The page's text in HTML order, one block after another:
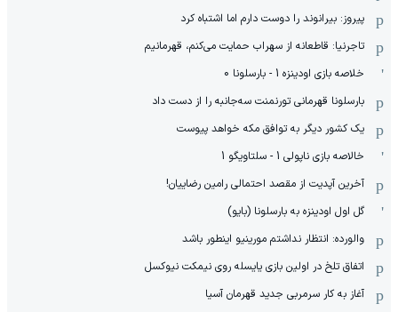
پیروز: بیرانوند را دوست دارم اما اشتباه کرد
تاجرنیا: قاطعانه از سهراب حمایت می‌کنم، قهرمانیم
خلاصه بازی اودینزه 1 - بارسلونا 0
بارسلونا قهرمانی تورنمنت سه‌جانبه را از دست داد
یک کشور دیگر به توافق مکه خواهد پیوست
خالاصه بازی ناپولی 1 - سلتاویگو 1
آخرین آپدیت از مقصد احتمالی رامین رضاییان!
گل اول اودینزه به بارسلونا (بایو)
والورده: انتظار نداشتم مورینیو اینطور باشد
اتفاق تلخ در اولین بازی یایسله روی نیمکت نیوکسل
آغاز به کار سرمربی جدید قهرمان آسیا